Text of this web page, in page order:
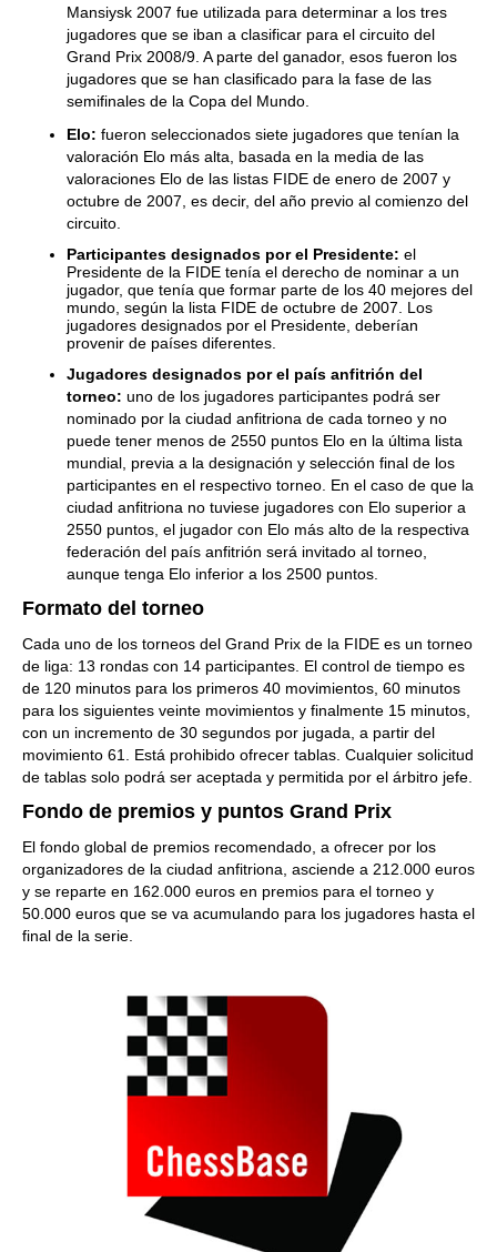
Mansiysk 2007 fue utilizada para determinar a los tres
jugadores que se iban a clasificar para el circuito del
Grand Prix 2008/9. A parte del ganador, esos fueron los
jugadores que se han clasificado para la fase de las
semifinales de la Copa del Mundo.
Elo: fueron seleccionados siete jugadores que tenían la
valoración Elo más alta, basada en la media de las
valoraciones Elo de las listas FIDE de enero de 2007 y
octubre de 2007, es decir, del año previo al comienzo del
circuito.
Participantes designados por el Presidente: el
Presidente de la FIDE tenía el derecho de nominar a un
jugador, que tenía que formar parte de los 40 mejores del
mundo, según la lista FIDE de octubre de 2007. Los
jugadores designados por el Presidente, deberían
provenir de países diferentes.
Jugadores designados por el país anfitrión del
torneo: uno de los jugadores participantes podrá ser
nominado por la ciudad anfitriona de cada torneo y no
puede tener menos de 2550 puntos Elo en la última lista
mundial, previa a la designación y selección final de los
participantes en el respectivo torneo. En el caso de que la
ciudad anfitriona no tuviese jugadores con Elo superior a
2550 puntos, el jugador con Elo más alto de la respectiva
federación del país anfitrión será invitado al torneo,
aunque tenga Elo inferior a los 2500 puntos.
Formato del torneo
Cada uno de los torneos del Grand Prix de la FIDE es un torneo
de liga: 13 rondas con 14 participantes. El control de tiempo es
de 120 minutos para los primeros 40 movimientos, 60 minutos
para los siguientes veinte movimientos y finalmente 15 minutos,
con un incremento de 30 segundos por jugada, a partir del
movimiento 61. Está prohibido ofrecer tablas. Cualquier solicitud
de tablas solo podrá ser aceptada y permitida por el árbitro jefe.
Fondo de premios y puntos Grand Prix
El fondo global de premios recomendado, a ofrecer por los
organizadores de la ciudad anfitriona, asciende a 212.000 euros
y se reparte en 162.000 euros en premios para el torneo y
50.000 euros que se va acumulando para los jugadores hasta el
final de la serie.